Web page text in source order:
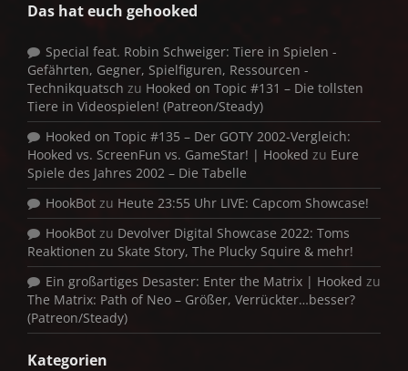
Das hat euch gehooked
Special feat. Robin Schweiger: Tiere in Spielen -
Gefährten, Gegner, Spielfiguren, Ressourcen -
Technikquatsch zu Hooked on Topic #131 – Die tollsten
Tiere in Videospielen! (Patreon/Steady)
Hooked on Topic #135 – Der GOTY 2002-Vergleich:
Hooked vs. ScreenFun vs. GameStar! | Hooked zu Eure
Spiele des Jahres 2002 – Die Tabelle
HookBot zu Heute 23:55 Uhr LIVE: Capcom Showcase!
HookBot zu Devolver Digital Showcase 2022: Toms
Reaktionen zu Skate Story, The Plucky Squire & mehr!
Ein großartiges Desaster: Enter the Matrix | Hooked zu
The Matrix: Path of Neo – Größer, Verrückter…besser?
(Patreon/Steady)
Kategorien